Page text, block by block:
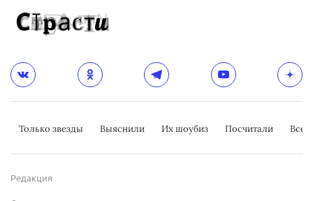
Только звезды Выяснили Их шоубиз Посчитали
Редакция